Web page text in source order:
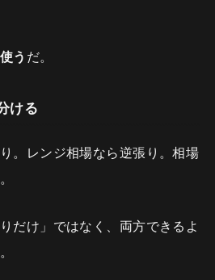
う だ。
ける
。レンジ相場なら逆張り。相場
だけ」ではなく、両方できるよ